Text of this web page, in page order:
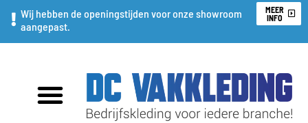
Ga
naar
Wij hebben de openingstijden voor onze showroom
aangepast.
MEER
INFO